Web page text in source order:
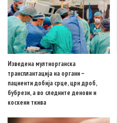
Изведена мултиорганска
трансплантација на органи –
пациенти добија срце, црн дроб,
бубрези, а во следните денови и
коскени ткива